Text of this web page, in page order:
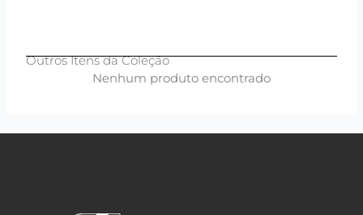
Outros Itens da Coleção
Nenhum produto encontrado